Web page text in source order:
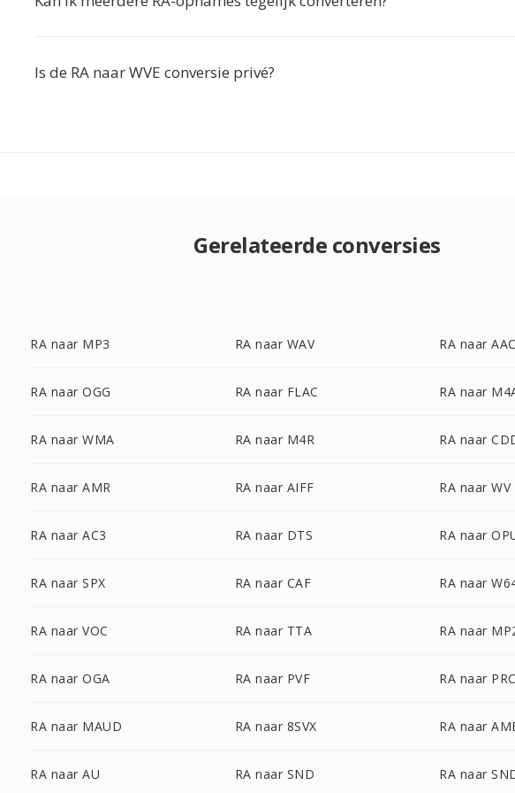
Is de RA naar WVE conversie privé?
Gerelateerde conversies
RA naar MP3 RA naar WAV RA naar
RA naar OGG RA naar FLAC RA naar
RA naar WMA RA naar M4R RA naar
RA naar AMR RA naar AIFF RA naar WV
RA naar AC3 RA naar DTS RA naar
RA naar SPX RA naar CAF RA naar
RA naar VOC RA naar TTA RA naar
RA naar OGA RA naar PVF RA naar
RA naar MAUD RA naar 8SVX RA naar
RA naar AU RA naar SND RA naar